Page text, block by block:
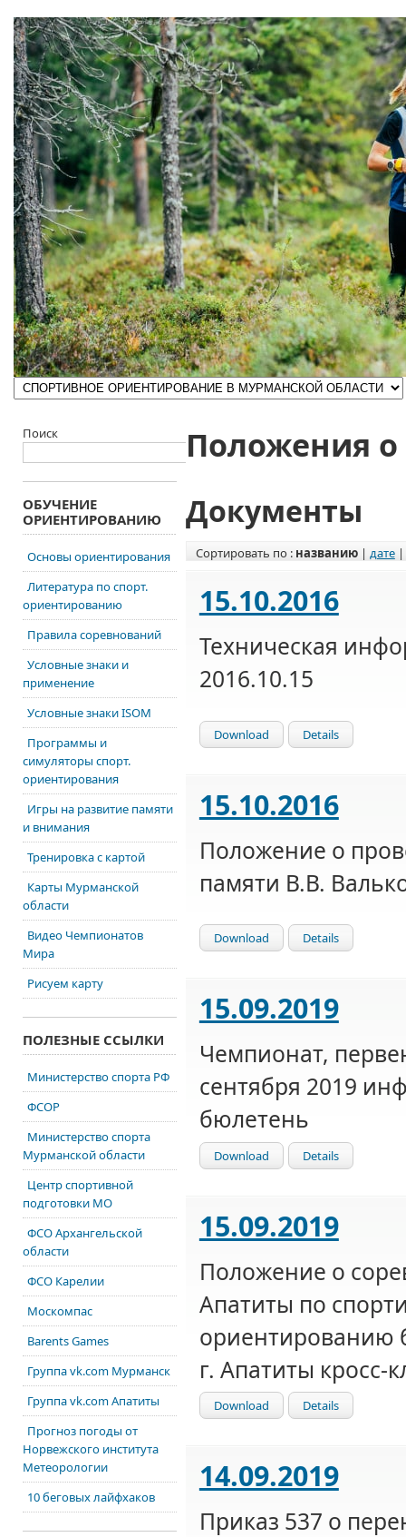
Положения о
Документы
Сортировать по : названию | дате|
15.10.2016
Техническая
2016.10.15
Download Details
15.10.2016
Положение о
памяти В.В.
Download Details
15.09.2019
Чемпионат,
сентября 2019
бюлетень
Download Details
15.09.2019
Положение о
Апатиты по
ориентированию
г. Апатиты кросс-
Download Details
14.09.2019
Приказ 537 о
Поиск
ОБУЧЕНИЕ
ОРИЕНТИРОВАНИЮ
Основы ориентирования
Литература по спорт.
ориентированию
Правила соревнований
Условные знаки и
применение
Условные знаки ISOM
Программы и
симуляторы спорт.
ориентирования
Игры на развитие памяти
и внимания
Тренировка с картой
Карты Мурманской
области
Видео Чемпионатов
Мира
Рисуем карту
ПОЛЕЗНЫЕ ССЫЛКИ
Министерство спорта РФ
ФСОР
Министерство спорта
Мурманской области
Центр спортивной
подготовки МО
ФСО Архангельской
области
ФСО Карелии
Москомпас
Barents Games
Группа vk.com Мурманск
Группа vk.com Апатиты
Прогноз погоды от
Норвежского института
Метеорологии
10 беговых лайфхаков